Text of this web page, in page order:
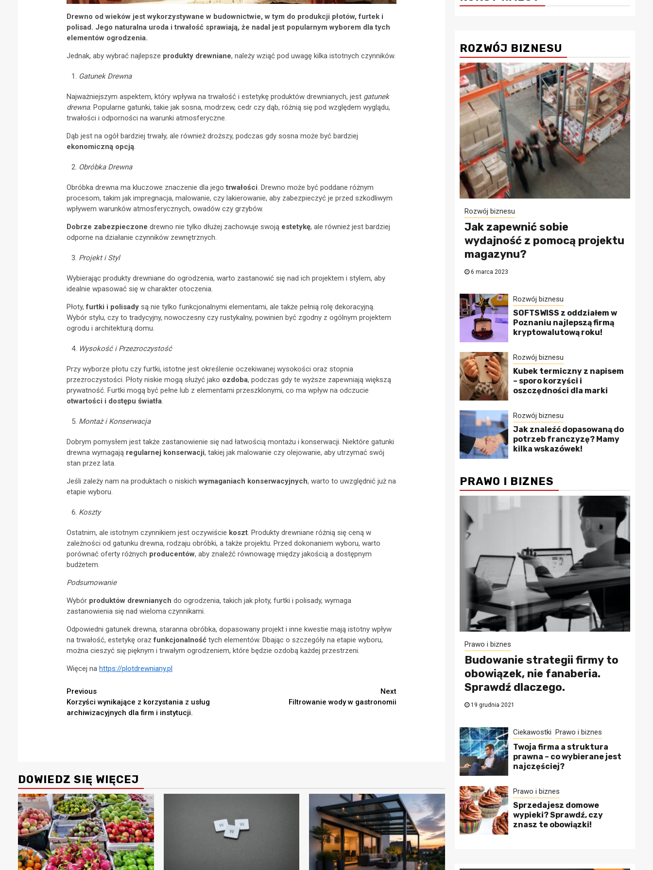
Drewno od wieków jest wykorzystywane w budownictwie, w tym do produkcji płotów, furtek i
polisad. Jego naturalna uroda i trwałość sprawiają, że nadal jest popularnym wyborem dla tych
elementów ogrodzenia.
Jednak, aby wybrać najlepsze produkty drewniane, należy wziąć pod uwagę kilka istotnych czynników.
Gatunek Drewna
Najważniejszym aspektem, który wpływa na trwałość i estetykę produktów drewnianych, jest gatunek
drewna. Popularne gatunki, takie jak sosna, modrzew, cedr czy dąb, różnią się pod względem wyglądu,
trwałości i odporności na warunki atmosferyczne.
Dąb jest na ogół bardziej trwały, ale również droższy, podczas gdy sosna może być bardziej
ekonomiczną opcją.
Obróbka Drewna
Obróbka drewna ma kluczowe znaczenie dla jegotrwałości. Drewno może być poddane różnym
procesom, takim jak impregnacja, malowanie, czy lakierowanie, aby zabezpieczyć je przed szkodliwym
wpływem warunków atmosferycznych, owadów czy grzybów.
Dobrze zabezpieczone drewno nie tylko dłużej zachowuje swoją estetykę, ale również jest bardziej
odporne na działanie czynników zewnętrznych.
Projekt i Styl
Wybierając produkty drewniane do ogrodzenia, warto zastanowić się nad ich projektem i stylem, aby
idealnie wpasować się w charakter otoczenia.
Płoty,furtki i polisady są nie tylko funkcjonalnymi elementami, ale także pełnią rolę dekoracyjną.
Wybór stylu, czy to tradycyjny, nowoczesny czy rustykalny, powinien być zgodny z ogólnym projektem
ogrodu i architekturą domu.
Wysokość i Przezroczystość
Przy wyborze płotu czy furtki, istotne jest określenie oczekiwanej wysokości oraz stopnia
przezroczystości. Płoty niskie mogą służyć jako ozdoba, podczas gdy te wyższe zapewniają większą
prywatność. Furtki mogą być pełne lub z elementami przeszklonymi, co ma wpływ na odczucie
otwartości i dostępu światła.
Montaż i Konserwacja
Dobrym pomysłem jest także zastanowienie się nad łatwością montażu i konserwacji. Niektóre gatunki
drewna wymagają regularnej konserwacji, takiej jak malowanie czy olejowanie, aby utrzymać swój
stan przez lata.
Jeśli zależy nam na produktach o niskichwymaganiach konserwacyjnych, warto to uwzględnić już na
etapie wyboru.
Koszty
Ostatnim, ale istotnym czynnikiem jest oczywiście koszt. Produkty drewniane różnią się ceną w
zależności od gatunku drewna, rodzaju obróbki, a także projektu. Przed dokonaniem wyboru, warto
porównać oferty różnych producentów, aby znaleźć równowagę między jakością a dostępnym
budżetem.
Podsumowanie
Wybór produktów drewnianych do ogrodzenia, takich jak płoty, furtki i polisady, wymaga
zastanowienia się nad wieloma czynnikami.
Odpowiedni gatunek drewna, staranna obróbka, dopasowany projekt i inne kwestie mają istotny wpływ
na trwałość, estetykę orazfunkcjonalność tych elementów. Dbając o szczegóły na etapie wyboru,
można cieszyć się pięknym i trwałym ogrodzeniem, które będzie ozdobą każdej przestrzeni.
Więcej nahttps://plotdrewniany.pl
Continue
Reading
Previous
Korzyści wynikające z korzystania z usług
archiwizacyjnych dla firm i instytucji.
Next
Filtrowanie wody w gastronomii
DOWIEDZ SIĘ WIĘCEJ
ROZWÓJ BIZNESU
Rozwój biznesu
Jak zapewnić sobie
wydajność z pomocą projektu
magazynu?
6 marca 2023
Rozwój biznesu
SOFTSWISS z oddziałem w
Poznaniu najlepszą firmą
kryptowalutową roku!
Rozwój biznesu
Kubek termiczny z napisem
– sporo korzyści i
oszczędności dla marki
Rozwój biznesu
Jak znaleźć dopasowaną do
potrzeb franczyzę? Mamy
kilka wskazówek!
PRAWO I BIZNES
Prawo i biznes
Budowanie strategii firmy to
obowiązek, nie fanaberia.
Sprawdź dlaczego.
19 grudnia 2021
Ciekawostki Prawo i biznes
Twoja firma a struktura
prawna – co wybierane jest
najczęściej?
Prawo i biznes
Sprzedajesz domowe
wypieki? Sprawdź, czy
znasz te obowiązki!